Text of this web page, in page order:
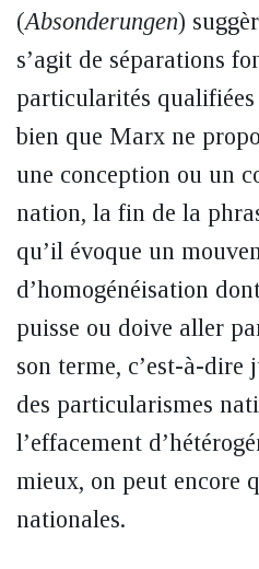
(Absonderungen)
s’agit de séparations
particularités
bien que Marx ne
une conception ou un
nation, la fin de la
qu’il évoque un
d’homogénéisation
puisse ou doive aller
son terme, c’est-à-dire
des particularismes
l’effacement
mieux, on peut encore
nationales.